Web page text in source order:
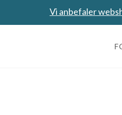
Vi anbefaler